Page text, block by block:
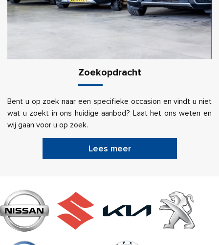
Zoekopdracht
Bent u op zoek naar een specifieke occasion en vindt u niet
wat u zoekt in ons huidige aanbod? Laat het ons weten en
wij gaan voor u op zoek.
Lees meer